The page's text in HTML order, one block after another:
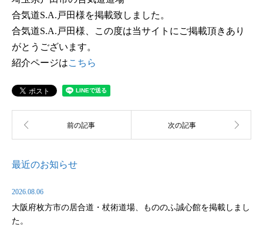
合気道S.A.戸田様を掲載致しました。
合気道S.A.戸田様、この度は当サイトにご掲載頂きあり
がとうございます。
紹介ページはこちら
最近のお知らせ
2026.08.06
大阪府枚方市の居合道・杖術道場、もののふ誠心館を掲載しまし
た。